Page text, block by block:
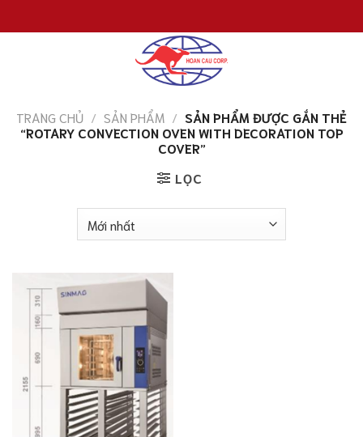
đến
TRANG CHỦ / SẢN PHẨM / SẢN PHẨM ĐƯỢC GẮN THẺ
“ROTARY CONVECTION OVEN WITH DECORATION TOP
COVER”
LỌC